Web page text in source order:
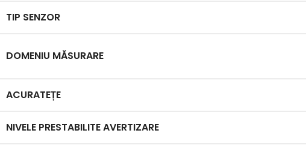
TIP SENZOR
DOMENIU MĂSURARE
ACURATEȚE
NIVELE PRESTABILITE AVERTIZARE